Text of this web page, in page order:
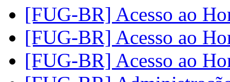
[FUG-BR] Acesso ao
[FUG-BR] Acesso ao
[FUG-BR] Acesso ao